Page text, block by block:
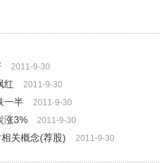
2011-9-30
红 2011-9-30
一半 2011-9-30
涨3% 2011-9-30
关概念(荐股) 2011-9-30